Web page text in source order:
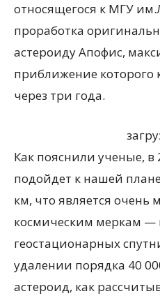
относящегося к МГУ
проработка
астероиду Апофис,
приближение которого
через три года.
Как пояснили ученые, в
подойдет к нашей
км, что является
космическим меркам —
геостационарных
удалении порядка 40
астероид, как